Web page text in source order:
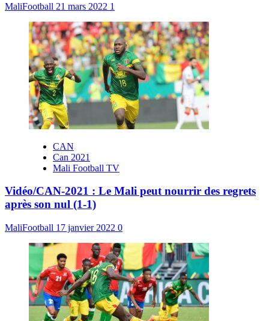
MaliFootball 21 mars 2022 1
CAN
Can 2021
Mali Football TV
Vidéo/CAN-2021 : Le Mali peut nourrir des regrets
après son nul (1-1)
MaliFootball 17 janvier 2022 0